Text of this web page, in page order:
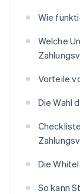
Wie
Welche
Vorteile
Die Wahl
Die
So kann